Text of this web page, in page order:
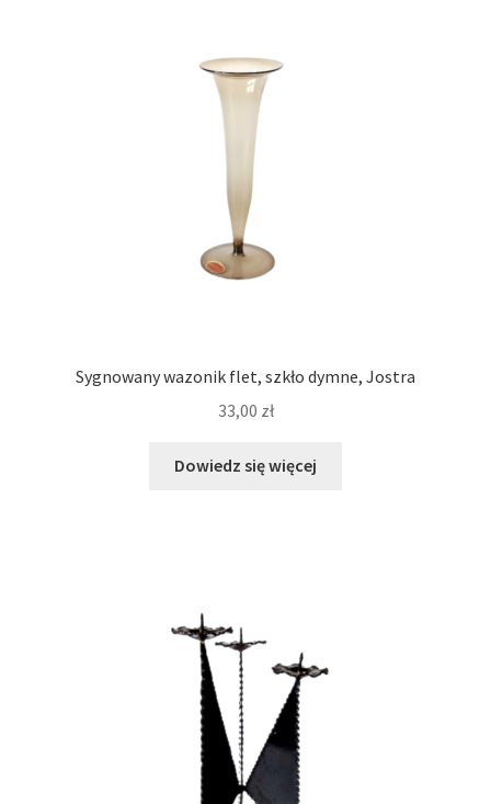
Sygnowany wazonik flet, szkło dymne, Jostra
33,00 zł
Dowiedz się więcej